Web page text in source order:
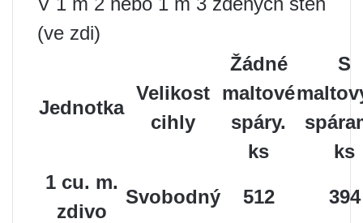
(ve zdi)
Jednotka
Velikost
cihly
Žádné
maltové
spáry.
ks
S
ks
1 cu. m.
zdivo
Svobodný 512 394